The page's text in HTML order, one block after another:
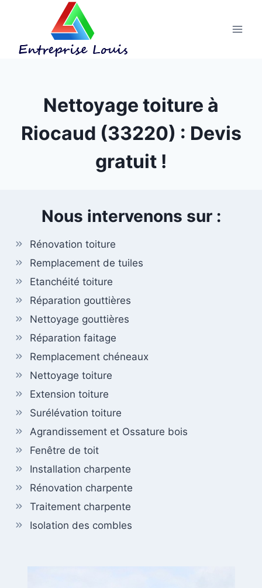
Nettoyage toiture à
Riocaud (33220) : Devis
gratuit !
Nous intervenons sur :
Rénovation toiture
Remplacement de tuiles
Etanchéité toiture
Réparation gouttières
Nettoyage gouttières
Réparation faitage
Remplacement chéneaux
Nettoyage toiture
Extension toiture
Surélévation toiture
Agrandissement et Ossature bois
Fenêtre de toit
Installation charpente
Rénovation charpente
Traitement charpente
Isolation des combles